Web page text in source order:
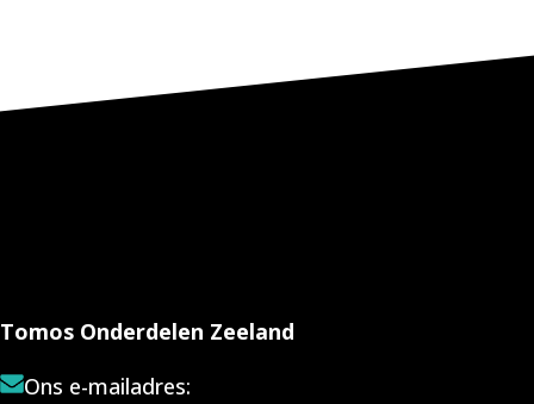
Tomos Onderdelen Zeeland
Ons e-mailadres: